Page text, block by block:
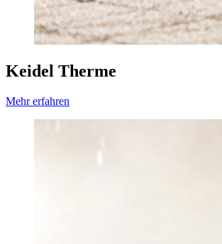
Keidel Therme
Mehr erfahren